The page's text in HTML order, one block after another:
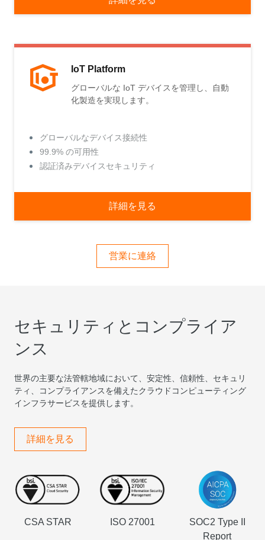
IoT Platform
グローバルな IoT デバイスを管理し、自動
化製造を実現します。
グローバルなデバイス接続性
99.9% の可用性
認証済みデバイスセキュリティ
詳細を見る
営業に連絡
セキュリティとコンプライア
ンス
世界の主要な法管轄地域において、安定性、信頼性、セキュリ
ティ、コンプライアンスを備えたクラウドコンピューティング
インフラサービスを提供します。
詳細を見る
CSA STAR ISO 27001
SOC2 Type II
Report